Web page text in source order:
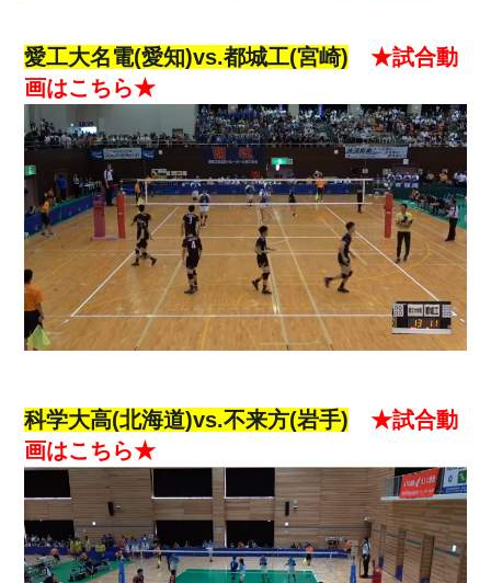
愛工大名電(愛知)vs.都城工(宮崎)
★試合動
画はこちら★
科学大高(北海道)vs.不来方(岩手)
★試合動
画はこちら★